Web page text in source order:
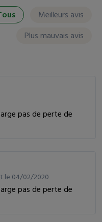
Meilleurs avis
Plus mauvais avis
pas de perte de
le 04/02/2020
pas de perte de